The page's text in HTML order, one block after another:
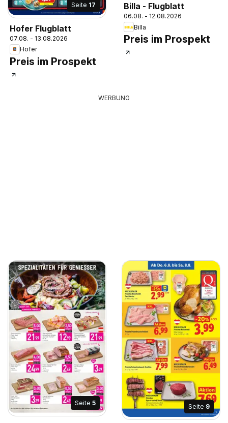
Seite 17
Hofer Flugblatt
07.08. - 13.08.2026
Hofer
Preis im Prospekt
Billa - Flugblatt
06.08. - 12.08.2026
Billa
Preis im Prospekt
WERBUNG
Seite 5 Seite 9